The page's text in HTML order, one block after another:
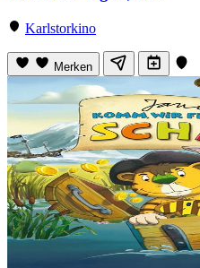
Karlstorkino
Merken